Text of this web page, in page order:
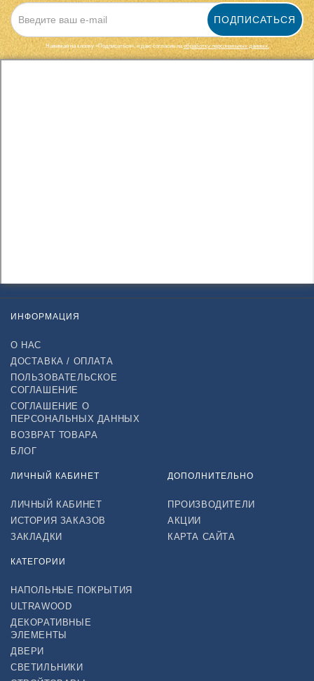
ПОДПИСАТЬСЯ
Нажимая на кнопку «Подписаться», я даю cогласие наобработку персональных данных.
ИНФОРМАЦИЯ
О НАС
ДОСТАВКА / ОПЛАТА
ПОЛЬЗОВАТЕЛЬСКОЕ
СОГЛАШЕНИЕ
СОГЛАШЕНИЕ О
ПЕРСОНАЛЬНЫХ ДАННЫХ
ВОЗВРАТ ТОВАРА
БЛОГ
ЛИЧНЫЙ КАБИНЕТ
ЛИЧНЫЙ КАБИНЕТ
ИСТОРИЯ ЗАКАЗОВ
ЗАКЛАДКИ
ДОПОЛНИТЕЛЬНО
ПРОИЗВОДИТЕЛИ
АКЦИИ
КАРТА САЙТА
КАТЕГОРИИ
НАПОЛЬНЫЕ ПОКРЫТИЯ
ULTRAWOOD
ДЕКОРАТИВНЫЕ
ЭЛЕМЕНТЫ
ДВЕРИ
СВЕТИЛЬНИКИ